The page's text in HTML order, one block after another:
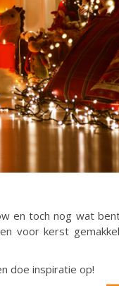
en toch nog wat
voor kerst
doe inspiratie op!